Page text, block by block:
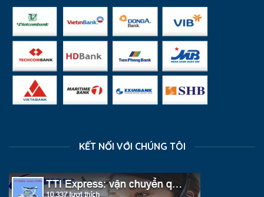
KẾT NỐI VỚI CHÚNG TÔI